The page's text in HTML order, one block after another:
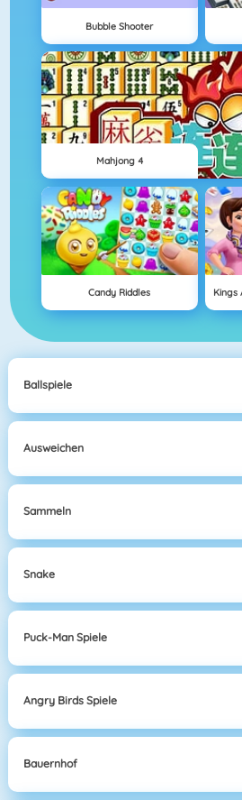
Bubble Shooter
Mahjong 4
Candy Riddles
Ballspiele
Ausweichen
Sammeln
Snake
Puck-Man Spiele
Angry Birds Spiele
Bauernhof